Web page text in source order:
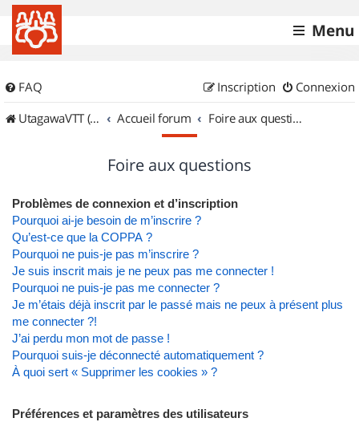
Menu
FAQ Connexion
Inscription
UtagawaVTT (Randos VTT et VTTAE avec traces GPS)
Accueil forum Foire aux questions
Foire aux questions
Problèmes de connexion et d’inscription
Pourquoi ai-je besoin de m’inscrire ?
Qu’est-ce que la COPPA ?
Pourquoi ne puis-je pas m’inscrire ?
Je suis inscrit mais je ne peux pas me connecter !
Pourquoi ne puis-je pas me connecter ?
Je m’étais déjà inscrit par le passé mais ne peux à présent plus
me connecter ?!
J’ai perdu mon mot de passe !
Pourquoi suis-je déconnecté automatiquement ?
À quoi sert « Supprimer les cookies » ?
Préférences et paramètres des utilisateurs